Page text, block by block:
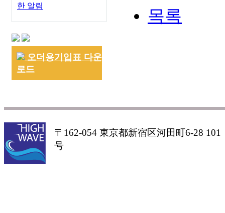
한 알림
오더용기입표 다운
로드
목록
〒162-054 東京都新宿区河田町6-28 101
号